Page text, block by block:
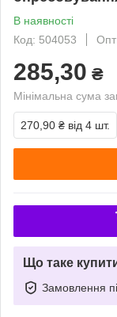
В наявності
Код: 504053
Опт
285,30 ₴
Мінімальна сума
270,90 ₴ від 4 шт.
Що таке
Замовлення